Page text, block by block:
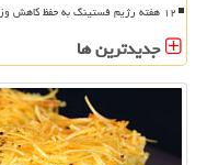
۱۲ هفته رژیم فستینگ به حفظ کاهش وزن در یک سال بعد کمک نماید
جدیدترین ها